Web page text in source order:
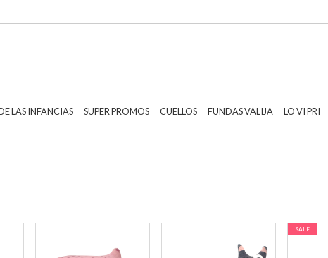
LAS INFANCIAS SUPER PROMOS CUELLOS FUNDAS VALIJA LO VI PRI
SALE